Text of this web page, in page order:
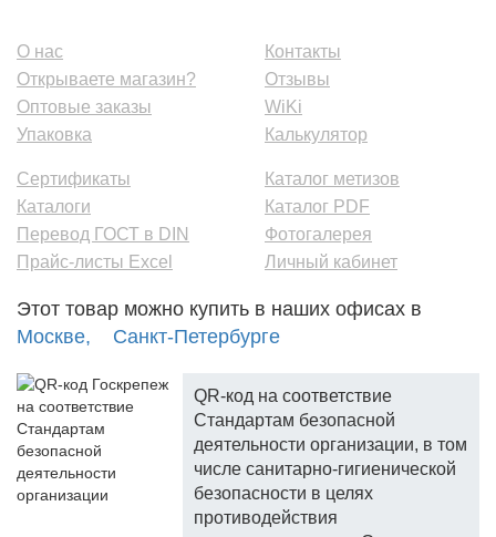
О нас
Открываете магазин?
Оптовые заказы
Упаковка
Контакты
Отзывы
WiKi
Калькулятор
Сертификаты
Каталоги
Перевод ГОСТ в DIN
Прайс-листы Excel
Каталог метизов
Каталог PDF
Фотогалерея
Личный кабинет
Этот товар можно купить в наших офисах в
Москве,
Санкт-Петербурге
QR-код на соответствие
Стандартам безопасной
деятельности организации, в том
числе санитарно-гигиенической
безопасности в целях
противодействия